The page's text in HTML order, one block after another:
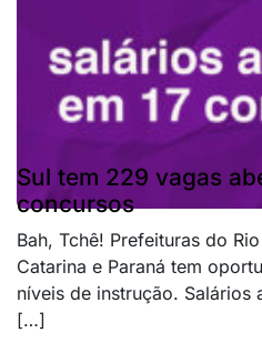
Sul tem 229 vagas
concursos
Bah, Tchê! Prefeituras do
Catarina e Paraná tem
níveis de instrução. Salários
[…]